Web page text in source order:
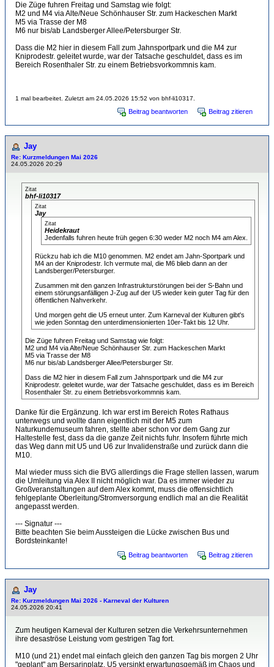
Die Züge fuhren Freitag und Samstag wie folgt:
M2 und M4 via Alte/Neue Schönhauser Str. zum Hackeschen Markt
M5 via Trasse der M8
M6 nur bis/ab Landsberger Allee/Petersburger Str.
Dass die M2 hier in diesem Fall zum Jahnsportpark und die M4 zur
Kniprodestr. geleitet wurde, war der Tatsache geschuldet, dass es im
Bereich Rosenthaler Str. zu einem Betriebsvorkommnis kam.
1 mal bearbeitet. Zuletzt am 24.05.2026 15:52 von bhf-li10317.
Beitrag beantworten Beitrag zitieren
Jay
Re: Kurzmeldungen Mai 2026
24.05.2026 20:29
Zitat
bhf-li10317
Zitat
Jay
Zitat
Heidekraut
Jedenfalls fuhren heute früh gegen 6:30 weder M2 noch M4 am Alex.
Rückzu hab ich die M10 genommen. M2 endet am Jahn-Sportpark und
M4 an der Kniprodestr. Ich vermute mal, die M6 blieb dann an der
Landsberger/Petersburger.
Zusammen mit den ganzen Infrastrukturstörungen bei der S-Bahn und
einem störungsanfälligen J-Zug auf der U5 wieder kein guter Tag für den
öffentlichen Nahverkehr.
Und morgen geht die U5 erneut unter. Zum Karneval der Kulturen gibt's
wie jeden Sonntag den unterdimensionierten 10er-Takt bis 12 Uhr.
Die Züge fuhren Freitag und Samstag wie folgt:
M2 und M4 via Alte/Neue Schönhauser Str. zum Hackeschen Markt
M5 via Trasse der M8
M6 nur bis/ab Landsberger Allee/Petersburger Str.
Dass die M2 hier in diesem Fall zum Jahnsportpark und die M4 zur
Kniprodestr. geleitet wurde, war der Tatsache geschuldet, dass es im Bereich
Rosenthaler Str. zu einem Betriebsvorkommnis kam.
Danke für die Ergänzung. Ich war erst im Bereich Rotes Rathaus
unterwegs und wollte dann eigentlich mit der M5 zum
Naturkundemuseum fahren, stellte aber schon vor dem Gang zur
Haltestelle fest, dass da die ganze Zeit nichts fuhr. Insofern führte mich
das Weg dann mit U5 und U6 zur Invalidenstraße und zurück dann die
M10.
Mal wieder muss sich die BVG allerdings die Frage stellen lassen, warum
die Umleitung via Alex II nicht möglich war. Da es immer wieder zu
Großveranstaltungen auf dem Alex kommt, muss die offensichtlich
fehlgeplante Oberleitung/Stromversorgung endlich mal an die Realität
angepasst werden.
--- Signatur ---
Bitte beachten Sie beim Aussteigen die Lücke zwischen Bus und
Bordsteinkante!
Beitrag beantworten Beitrag zitieren
Jay
Re: Kurzmeldungen Mai 2026 - Karneval der Kulturen
24.05.2026 20:41
Zum heutigen Karneval der Kulturen setzen die Verkehrsunternehmen
ihre desaströse Leistung vom gestrigen Tag fort.
M10 (und 21) endet mal einfach gleich den ganzen Tag bis morgen 2 Uhr
"geplant" am Bersarinplatz. U5 versinkt erwartungsgemäß im Chaos und